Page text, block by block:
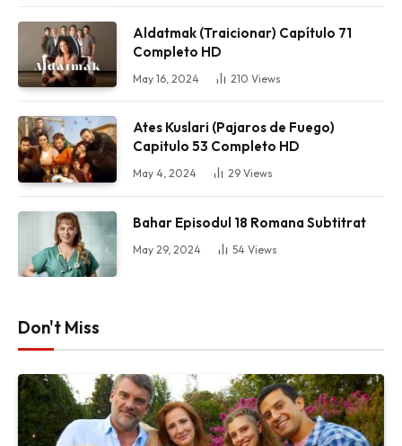
Aldatmak (Traicionar) Capítulo 71
Completo HD
May 16, 2024 210 Views
Ates Kuslari (Pajaros de Fuego)
Capitulo 53 Completo HD
May 4, 2024 29 Views
Bahar Episodul 18 Romana Subtitrat
May 29, 2024 54 Views
Don't Miss